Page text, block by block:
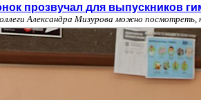
прозвучал для выпускников
Александра Мизурова можно посмотреть,